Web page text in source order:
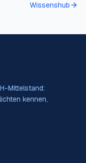
Wissenshub
Mittelstand:
kennen,